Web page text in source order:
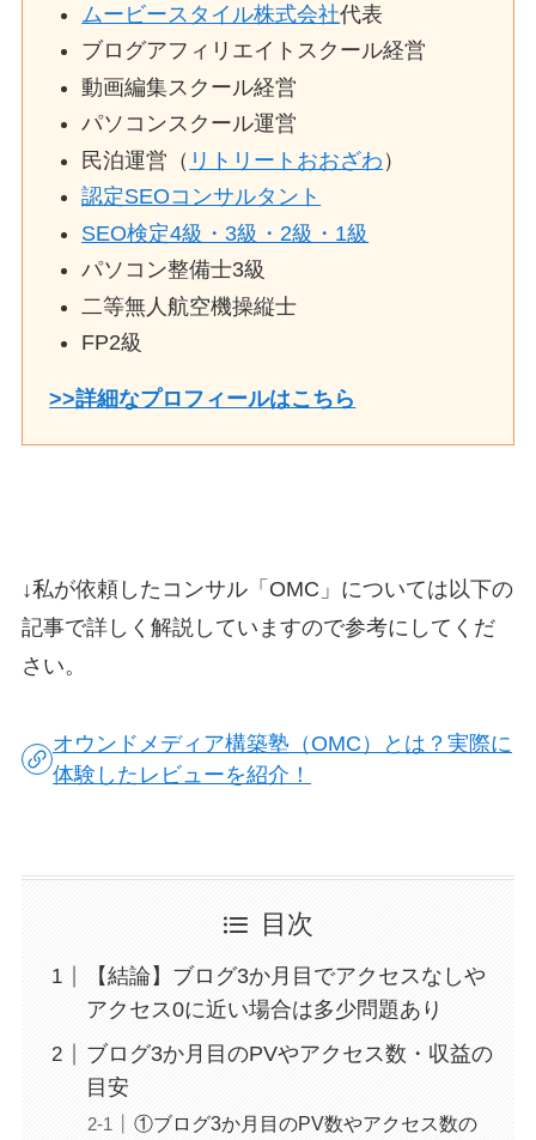
ムービースタイル株式会社代表
ブログアフィリエイトスクール経営
動画編集スクール経営
パソコンスクール運営
民泊運営（ リトリートおおざわ ）
認定SEOコンサルタント
SEO検定4級・3級・2級・1級
パソコン整備士3級
二等無人航空機操縦士
FP2級
>>詳細なプロフィールはこちら
↓私が依頼したコンサル「OMC」については以下の
記事で詳しく解説していますので参考にしてくだ
さい。
オウンドメディア構築塾（OMC）とは？実際に
体験したレビューを紹介！
目次
【結論】ブログ3か月目でアクセスなしや
アクセス0に近い場合は多少問題あり
ブログ3か月目のPVやアクセス数・収益の
目安
①ブログ3か月目のPV数やアクセス数の